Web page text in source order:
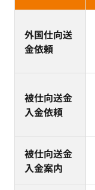
外国仕向送
金依頼
被仕向送金
入金依頼
被仕向送金
入金案内